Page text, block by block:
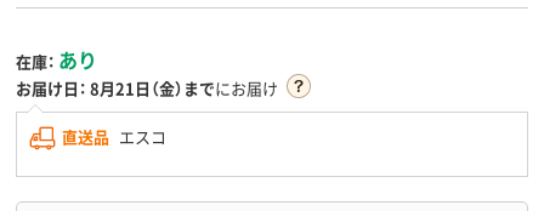
在庫： あり
お届け日： 8月21日（金）までにお届け
直送品 エスコ